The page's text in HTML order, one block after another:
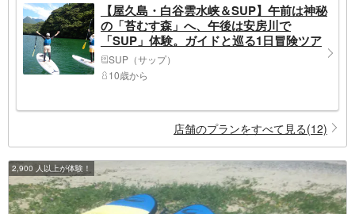
【屋久島・白谷雲水峡＆SUP】午前は神秘
の「苔むす森」へ、午後は安房川で
「SUP」体験。ガイドと巡る1日冒険ツア
ーSUP（サップ）
10歳から
店舗のプランをすべて見る(12)
2,900 人以上が体験！